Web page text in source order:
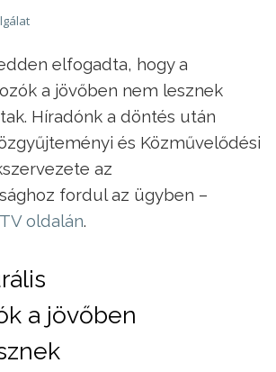
elfogadta, hogy a
a jövőben nem lesznek
Híradónk a döntés után
és Közművelődési
az
fordul az ügyben –
oldalán.
a jövőben